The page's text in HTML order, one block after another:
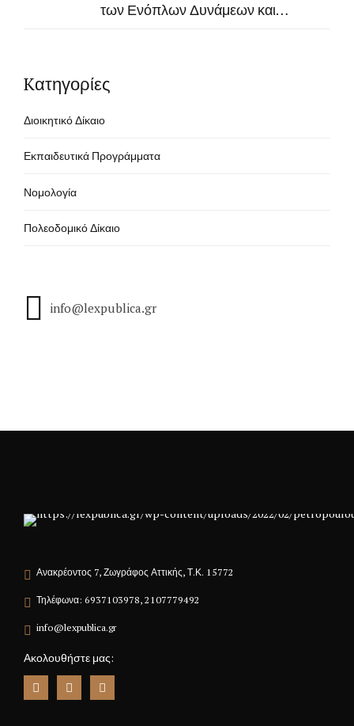
των Ενόπλων Δυνάμεων και
Kατηγορίες
Διοικητικό Δίκαιο
Εκπαιδευτικά Προγράμματα
Νομολογία
Πολεοδομικό Δίκαιο
info@lexpublica.gr
Ανακρέοντος 7, Ζωγράφος Αττικής, Τ.Κ. 15772
Τηλέφωνα: 6937103978, 2107779492
info@lexpublica.gr
Ακολουθήστε μας: